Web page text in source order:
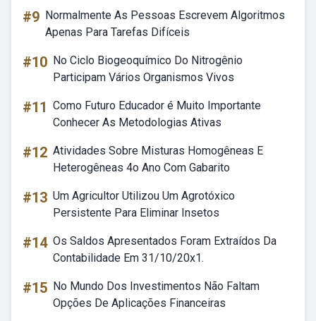
#9 Normalmente As Pessoas Escrevem Algoritmos
Apenas Para Tarefas Difíceis
#10 No Ciclo Biogeoquímico Do Nitrogênio
Participam Vários Organismos Vivos
#11 Como Futuro Educador é Muito Importante
Conhecer As Metodologias Ativas
#12 Atividades Sobre Misturas Homogêneas E
Heterogêneas 4o Ano Com Gabarito
#13 Um Agricultor Utilizou Um Agrotóxico
Persistente Para Eliminar Insetos
#14 Os Saldos Apresentados Foram Extraídos Da
Contabilidade Em 31/10/20x1.
#15 No Mundo Dos Investimentos Não Faltam
Opções De Aplicações Financeiras